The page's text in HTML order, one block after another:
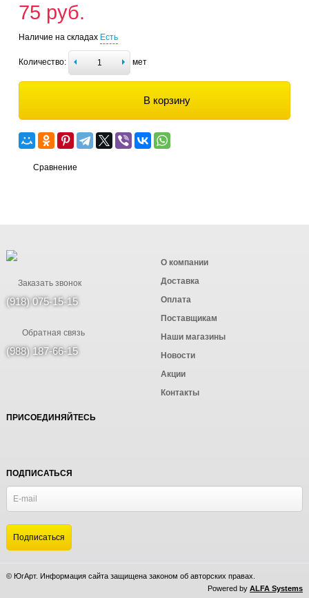
75 руб.
Наличие на складах Есть
Количество: мет
В корзину
Сравнение
Заказать звонок
(918) 075-15-15
Обратная связь
(988) 187-66-15
О компании
Доставка
Оплата
Поставщикам
Наши магазины
Новости
Акции
Контакты
ПРИСОЕДИНЯЙТЕСЬ
ПОДПИСАТЬСЯ
© ЮгАрт. Информация сайта защищена законом об авторских правах.
Powered by ALFA Systems